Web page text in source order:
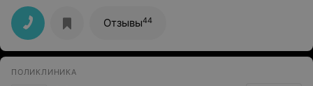
доброжелательный. Увидел проблему, которую сейчас
успешно устраняю. Очень благодарна ему, желанию
здоровья и хороших пациентов!
Отзывы44
ПОЛИКЛИНИКА